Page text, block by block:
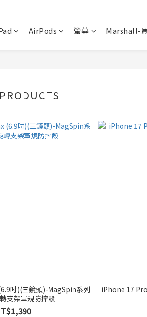
AirPods 螢幕 Marshall-
吋)(三鏡頭)-MagSpin系列
轉支架軍規防摔殼
iPhone 17